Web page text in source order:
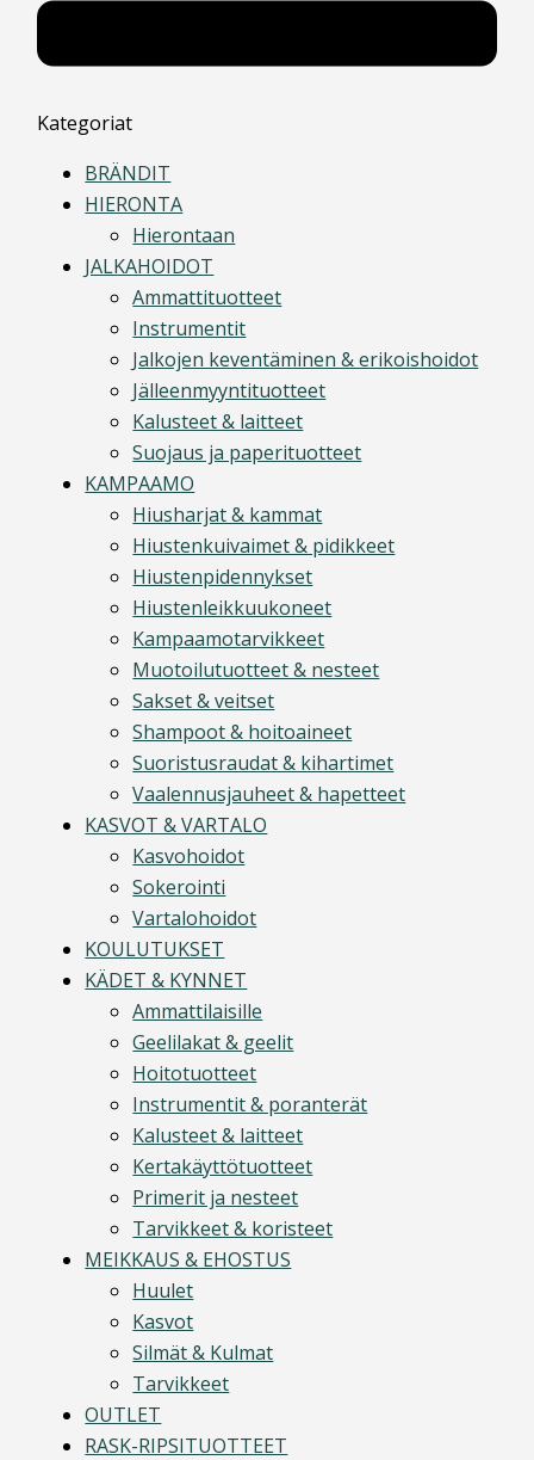
Kategoriat
BRÄNDIT
HIERONTA
Hierontaan
JALKAHOIDOT
Ammattituotteet
Instrumentit
Jalkojen keventäminen & erikoishoidot
Jälleenmyyntituotteet
Kalusteet & laitteet
Suojaus ja paperituotteet
KAMPAAMO
Hiusharjat & kammat
Hiustenkuivaimet & pidikkeet
Hiustenpidennykset
Hiustenleikkuukoneet
Kampaamotarvikkeet
Muotoilutuotteet & nesteet
Sakset & veitset
Shampoot & hoitoaineet
Suoristusraudat & kihartimet
Vaalennusjauheet & hapetteet
KASVOT & VARTALO
Kasvohoidot
Sokerointi
Vartalohoidot
KOULUTUKSET
KÄDET & KYNNET
Ammattilaisille
Geelilakat & geelit
Hoitotuotteet
Instrumentit & poranterät
Kalusteet & laitteet
Kertakäyttötuotteet
Primerit ja nesteet
Tarvikkeet & koristeet
MEIKKAUS & EHOSTUS
Huulet
Kasvot
Silmät & Kulmat
Tarvikkeet
OUTLET
RASK-RIPSITUOTTEET